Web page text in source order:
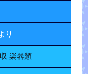
り
楽器類